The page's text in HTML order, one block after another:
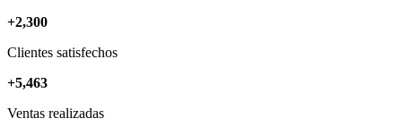
+2,300
Clientes satisfechos
+5,463
Ventas realizadas